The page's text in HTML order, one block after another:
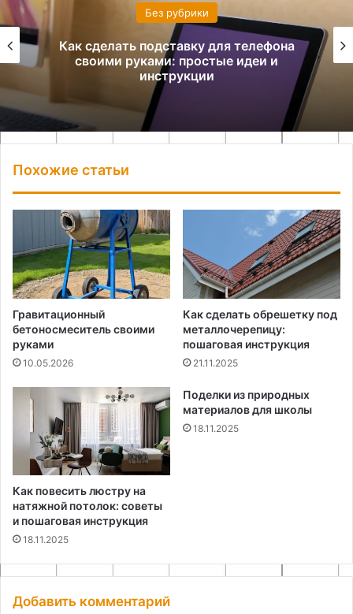
Без рубрики
Как сделать подставку для телефона
своими руками: простые идеи и
инструкции
Похожие статьи
Гравитационный
бетоносмеситель своими
руками
10.05.2026
Как сделать обрешетку под
металлочерепицу:
пошаговая инструкция
21.11.2025
Как повесить люстру на
натяжной потолок: советы
и пошаговая инструкция
18.11.2025
Поделки из природных
материалов для школы
18.11.2025
Добавить комментарий